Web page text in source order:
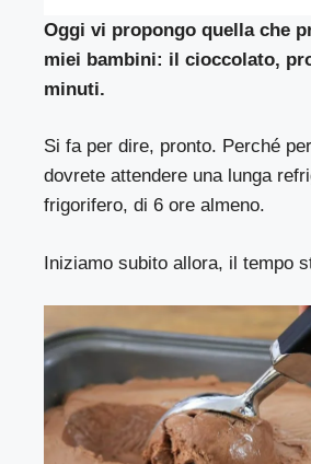
Oggi vi propongo quella che
miei bambini: il cioccolato,
minuti.
Si fa per dire, pronto. Perché
dovrete attendere una lunga
frigorifero, di 6 ore almeno.
Iniziamo subito allora, il tempo